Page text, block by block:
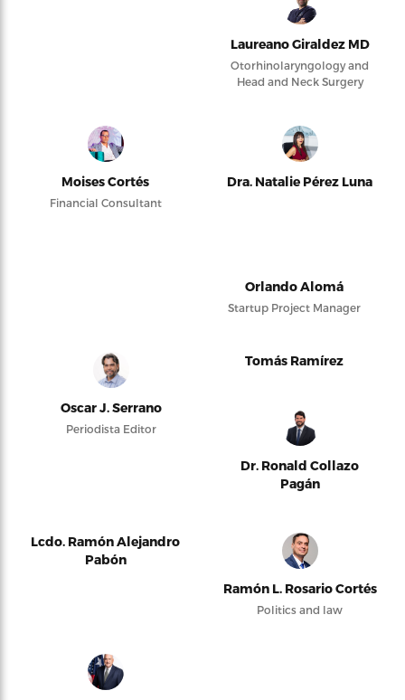
Laureano Giraldez MD
Otorhinolaryngology and
Head and Neck Surgery
Moises Cortés
Financial Consultant
Dra. Natalie Pérez Luna
Orlando Alomá
Startup Project Manager
Oscar J. Serrano
Periodista Editor
Tomás Ramírez
Dr. Ronald Collazo
Pagán
Lcdo. Ramón Alejandro
Pabón
Ramón L. Rosario Cortés
Politics and law